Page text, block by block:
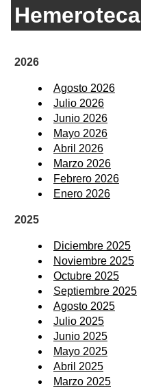
Hemeroteca
2026
Agosto 2026
Julio 2026
Junio 2026
Mayo 2026
Abril 2026
Marzo 2026
Febrero 2026
Enero 2026
2025
Diciembre 2025
Noviembre 2025
Octubre 2025
Septiembre 2025
Agosto 2025
Julio 2025
Junio 2025
Mayo 2025
Abril 2025
Marzo 2025